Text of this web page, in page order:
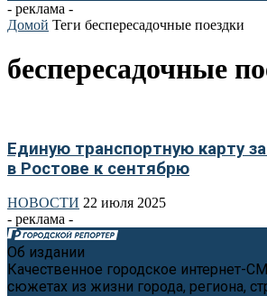
- реклама -
Домой Теги беспересадочные поездки
беспересадочные
Единую транспортную карту
в Ростове к сентябрю
НОВОСТИ 22 июля 2025
- реклама -
Об издании
Качественное городское интернет-
сюжетах из жизни города, региона,